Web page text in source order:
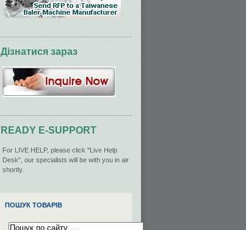
Дізнатися зараз
READY E-SUPPORT
For LIVE HELP, please click "Live Help
Desk", our specialists will be with you in air
shortly.
ПОШУК ТОВАРІВ